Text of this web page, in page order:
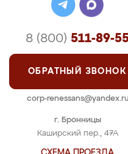
г. Бронницы
Каширский пер., 47А
8 (800) 511-89-
ОБРАТНЫЙ ЗВОНОК
corp-renessans@yandex.ru